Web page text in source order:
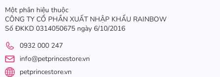
Một phân hiệu thuộc
CÔNG TY CỔ PHẦN XUẤT NHẬP KHẨU RAINBOW
Số ĐKKD 0314050675 ngày 6/10/2016
0932 000 247
info@petprincestore.vn
petprincestore.vn